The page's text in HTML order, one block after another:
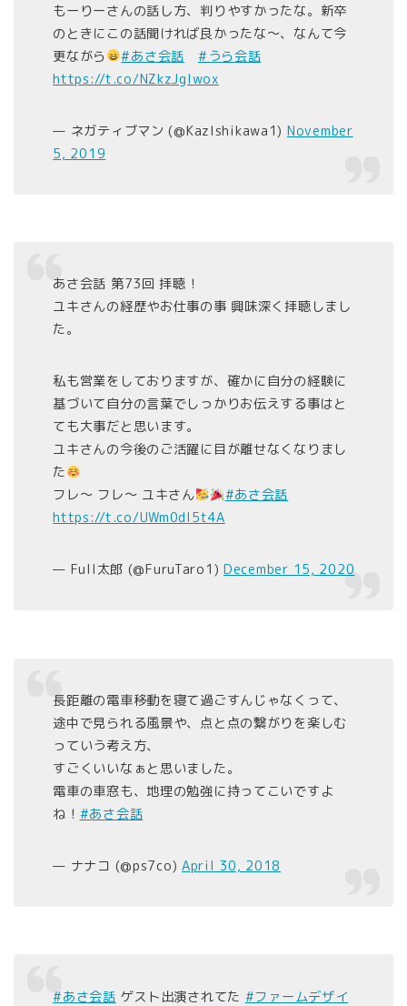
もーりーさんの話し方、判りやすかったな。新卒
のときにこの話聞ければ良かったな〜、なんて今
更ながら
#あさ会話
#うら会話
https://t.co/NZkzJgIwox
— ネガティブマン (@KazIshikawa1) November
5, 2019
あさ会話 第73回 拝聴！
ユキさんの経歴やお仕事の事 興味深く拝聴しまし
た。
私も営業をしておりますが、確かに自分の経験に
基づいて自分の言葉でしっかりお伝えする事はと
ても大事だと思います。
ユキさんの今後のご活躍に目が離せなくなりまし
た
フレ〜 フレ〜 ユキさん
#あさ会話
https://t.co/UWm0dl5t4A
— Full太郎 (@FuruTaro1)December 15, 2020
長距離の電車移動を寝て過ごすんじゃなくって、
途中で見られる風景や、点と点の繋がりを楽しむ
っていう考え方、
すごくいいなぁと思いました。
電車の車窓も、地理の勉強に持ってこいですよ
ね！ #あさ会話
— ナナコ (@ps7co) April 30, 2018
#あさ会話 ゲスト出演されてた #ファームデザイ